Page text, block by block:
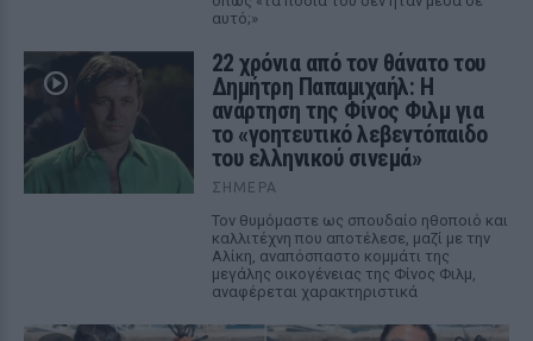
αυτό;»
22 χρόνια από τον θάνατο του
Δημήτρη Παπαμιχαήλ: Η
ανάρτηση της Φίνος Φιλμ για
το «γοητευτικό λεβεντόπαιδο
του ελληνικού σινεμά»
ΣΉΜΕΡΑ
Τον θυμόμαστε ως σπουδαίο ηθοποιό και
καλλιτέχνη που αποτέλεσε, μαζί με την
Αλίκη, αναπόσπαστο κομμάτι της
μεγάλης οικογένειας της Φίνος Φιλμ,
αναφέρεται χαρακτηριστικά